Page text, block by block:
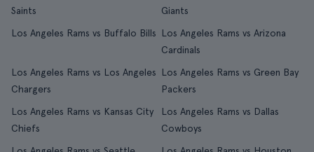
Saints
Giants
Los Angeles Rams vs Buffalo Bills
Los Angeles Rams vs Arizona
Cardinals
Los Angeles Rams vs Los Angeles
Chargers
Los Angeles Rams vs Green Bay
Packers
Los Angeles Rams vs Kansas City
Chiefs
Los Angeles Rams vs Dallas
Cowboys